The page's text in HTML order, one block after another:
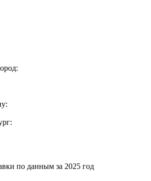
по данным за 2025 год